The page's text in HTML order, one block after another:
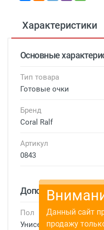
Характеристики
Основные
Тип товара
Готовые очки
Бренд
Coral Ralf
Артикул
0843
Дополнительные
Пол
Унисекс